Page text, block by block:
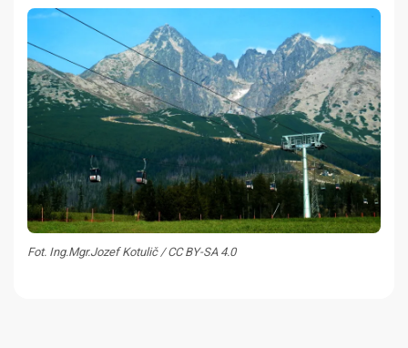
Fot. Ing.Mgr.Jozef Kotulič / CC BY-SA 4.0